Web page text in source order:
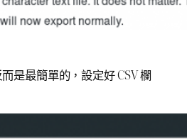
是最簡單的，設定好 CSV 欄